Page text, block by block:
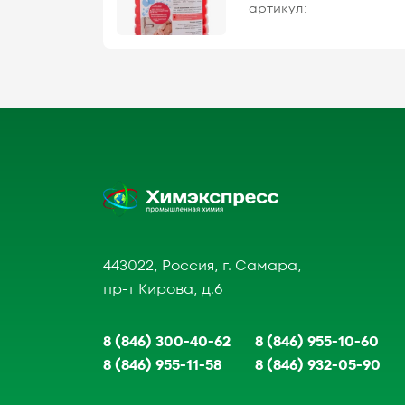
артикул:
443022, Россия, г. Самара,
пр-т Кирова, д.6
8 (846) 300-40-62
8 (846) 955-10-60
8 (846) 955-11-58
8 (846) 932-05-90